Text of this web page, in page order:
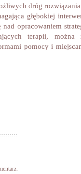
dróg
głębokiej
opracowaniem
terapii, można
pomocy i